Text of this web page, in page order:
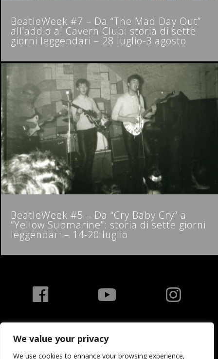
We value your privacy
We use cookies to enhance your browsing experience,
BeatleWeek #7 – Da “The Mad Day Out”
all’addio al Cavern Club: storia di sette
giorni leggendari – 28 luglio-3 agosto
BeatleWeek #5 – Da “Cry Baby Cry” a
“Yellow Submarine”: storia di sette giorni
leggendari – 14-20 luglio